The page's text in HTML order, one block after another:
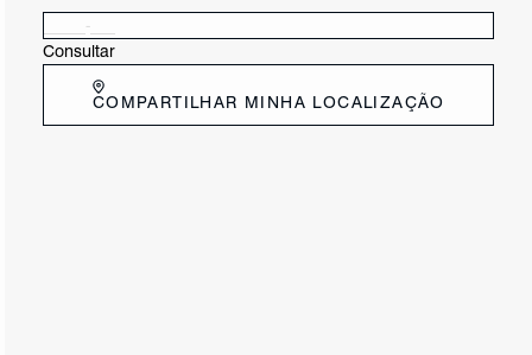
Consultar
COMPARTILHAR MINHA LOCALIZAÇÃO